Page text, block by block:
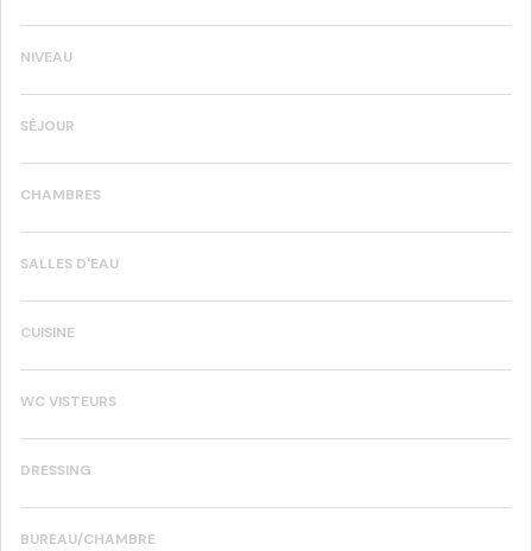
NIVEAU
SÉJOUR
CHAMBRES
SALLES D'EAU
CUISINE
WC VISTEURS
DRESSING
BUREAU/CHAMBRE